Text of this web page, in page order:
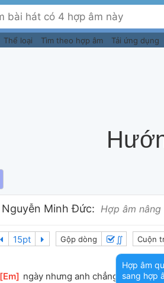
Thể loại Tìm theo hợp âm Tải ứng dụng
Nguyễn Minh Đức: Hợp âm
Gộp dòng ∬ Cuộn
[ Em ngày nhưng anh chẳng làm gì
Hợp âm
sang hợp